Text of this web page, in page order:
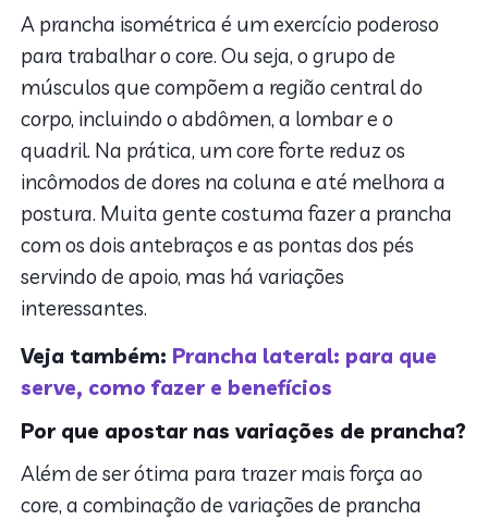
2. As melhores variações de prancha
3. Cuidados ao fazer as variações de prancha
A prancha isométrica é um exercício poderoso
para trabalhar o core. Ou seja, o grupo de
músculos que compõem a região central do
corpo, incluindo o abdômen, a lombar e o
quadril. Na prática, um core forte reduz os
incômodos de dores na coluna e até melhora a
postura. Muita gente costuma fazer a prancha
com os dois antebraços e as pontas dos pés
servindo de apoio, mas há variações
interessantes.
Veja também: Prancha lateral: para que
serve, como fazer e benefícios
Por que apostar nas variações de prancha?
Além de ser ótima para trazer mais força ao
core, a combinação de variações de prancha